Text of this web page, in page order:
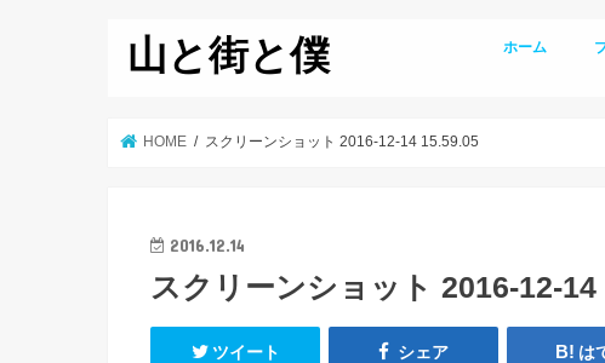
山と街と僕 ホーム
HOME スクリーンショット 2016-12-14 15.59.05
2016.12.14
スクリーンショット 2016-12-14
ツイート シェア は